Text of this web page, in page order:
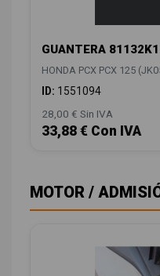
GUANTERA
HONDA PCX PCX 125
ID: 1551094
28,00 € Sin IVA
33,88 € Con IVA
MOTOR /